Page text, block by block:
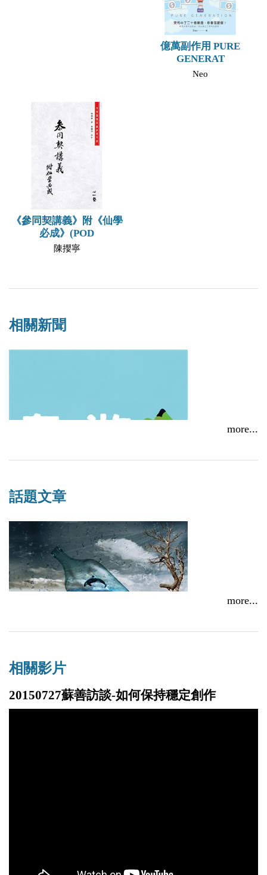
億萬副作用 PURE
GENERAT
Neo
《參同契講義》附《仙學
必成》(POD
陳攖寧
相關新聞
2018「臺南兒童文學月優質本土兒童文學」徵獎出爐，
蘇善《島游4.0》入選
2018/04/09
more...
話題文章
「種雲計畫」是什麼？真的能成功祈雨嗎？──《雲娃
娃》試閱
2016/04/06
more...
相關影片
20150727蘇善訪談-如何保持穩定創作